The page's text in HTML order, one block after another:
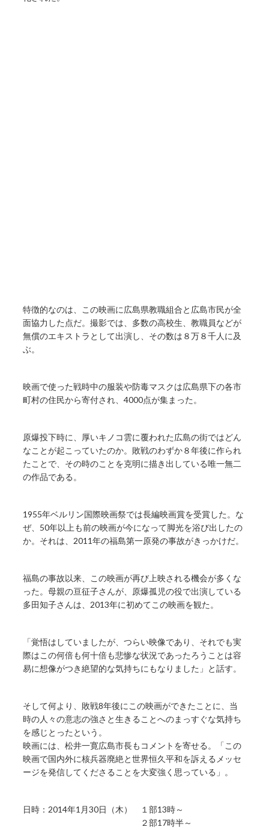
特徴的なのは、この映画に広島県教職組合と広島市民が全
面協力した点だ。撮影では、多数の高校生、教職員などが
無償のエキストラとして出演し、その数は８万８千人に及
ぶ。
映画で使った戦時中の服装や防毒マスクは広島県下の各市
町村の住民から寄付され、4000点が集まった。
原爆投下時に、厚いキノコ雲に覆われた広島の街ではどん
なことが起こっていたのか。敗戦のわずか８年後に作られ
たことで、その時のことを克明に描き出している唯一無二
の作品である。
1955年ベルリン国際映画祭では長編映画賞を受賞した。な
ぜ、50年以上も前の映画が今になって脚光を浴び出したの
か。それは、2011年の福島第一原発の事故がきっかけだ。
福島の事故以来、この映画が再び上映される機会が多くな
った。母親の亘征子さんが、原爆孤児の役で出演している
多田知子さんは、2013年に初めてこの映画を観た。
「覚悟はしていましたが、つらい映像であり、それでも実
際はこの何倍も何十倍も悲惨な状況であったろうことは容
易に想像がつき絶望的な気持ちにもなりました」と話す。
そして何より、敗戦8年後にこの映画ができたことに、当
時の人々の意志の強さと生きることへのまっすぐな気持ち
を感じとったという。
映画には、松井一寛広島市長もコメントを寄せる。「この
映画で国内外に核兵器廃絶と世界恒久平和を訴えるメッセ
ージを発信してくださることを大変強く思っている」。
日時：2014年1月30日（木） １部13時～
２部17時半～